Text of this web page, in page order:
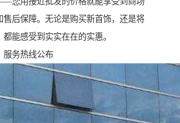
售后保障。无论是购买新首饰，还是将
都能感受到实实在在的实惠。
服务热线公布